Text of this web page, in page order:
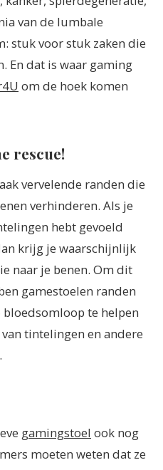
van de lumbale
stuk voor stuk zaken die
En dat is waar gaming
om de hoek komen
rescue!
vervelende randen die
verhinderen. Als je
hebt gevoeld
krijg je waarschijnlijk
naar je benen. Om dit
gamestoelen randen
te helpen
tintelingen en andere
gamingstoel ook nog
moeten weten dat ze